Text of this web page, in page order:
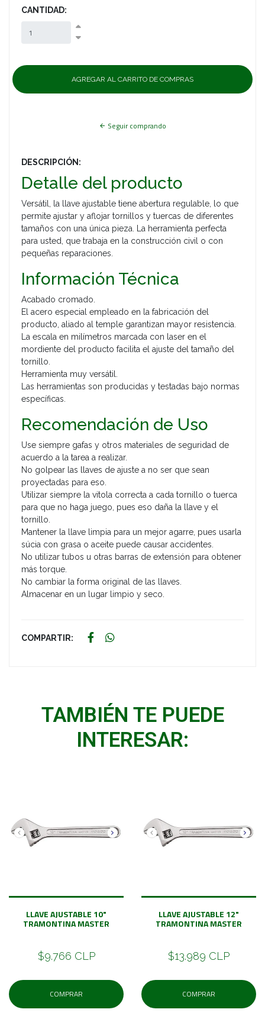
CANTIDAD:
Seguir comprando
DESCRIPCIÓN:
Detalle del producto
Versátil, la llave ajustable tiene abertura regulable, lo que
permite ajustar y aflojar tornillos y tuercas de diferentes
tamaños con una única pieza. La herramienta perfecta
para usted, que trabaja en la construcción civil o con
pequeñas reparaciones.
Información Técnica
Acabado cromado.
El acero especial empleado en la fabricación del
producto, aliado al temple garantizan mayor resistencia.
La escala en milímetros marcada con laser en el
mordiente del producto facilita el ajuste del tamaño del
tornillo.
Herramienta muy versátil.
Las herramientas son producidas y testadas bajo normas
específicas.
Recomendación de Uso
Use siempre gafas y otros materiales de seguridad de
acuerdo a la tarea a realizar.
No golpear las llaves de ajuste a no ser que sean
proyectadas para eso.
Utilizar siempre la vitola correcta a cada tornillo o tuerca
para que no haga juego, pues eso daña la llave y el
tornillo.
Mantener la llave limpia para un mejor agarre, pues usarla
súcia con grasa o aceite puede causar accidentes.
No utilizar tubos u otras barras de extensión para obtener
más torque.
No cambiar la forma original de las llaves.
Almacenar en un lugar limpio y seco.
COMPARTIR:
TAMBIÉN TE PUEDE
INTERESAR:
LLAVE AJUSTABLE 10"
TRAMONTINA MASTER
$9.766 CLP
COMPRAR
LLAVE AJUSTABLE 12"
TRAMONTINA MASTER
$13.989 CLP
COMPRAR